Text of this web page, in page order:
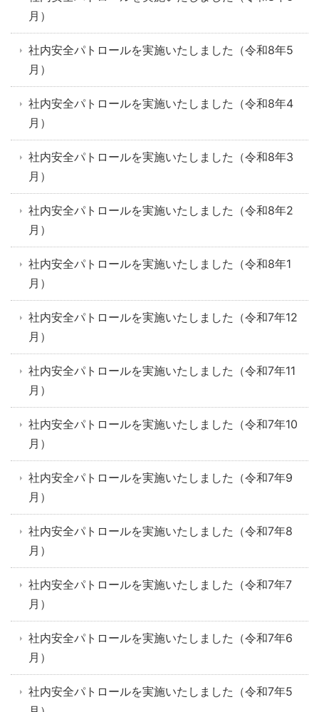
月）
社内安全パトロールを実施いたしました（令和8年5
月）
社内安全パトロールを実施いたしました（令和8年4
月）
社内安全パトロールを実施いたしました（令和8年3
月）
社内安全パトロールを実施いたしました（令和8年2
月）
社内安全パトロールを実施いたしました（令和8年1
月）
社内安全パトロールを実施いたしました（令和7年12
月）
社内安全パトロールを実施いたしました（令和7年11
月）
社内安全パトロールを実施いたしました（令和7年10
月）
社内安全パトロールを実施いたしました（令和7年9
月）
社内安全パトロールを実施いたしました（令和7年8
月）
社内安全パトロールを実施いたしました（令和7年7
月）
社内安全パトロールを実施いたしました（令和7年6
月）
社内安全パトロールを実施いたしました（令和7年5